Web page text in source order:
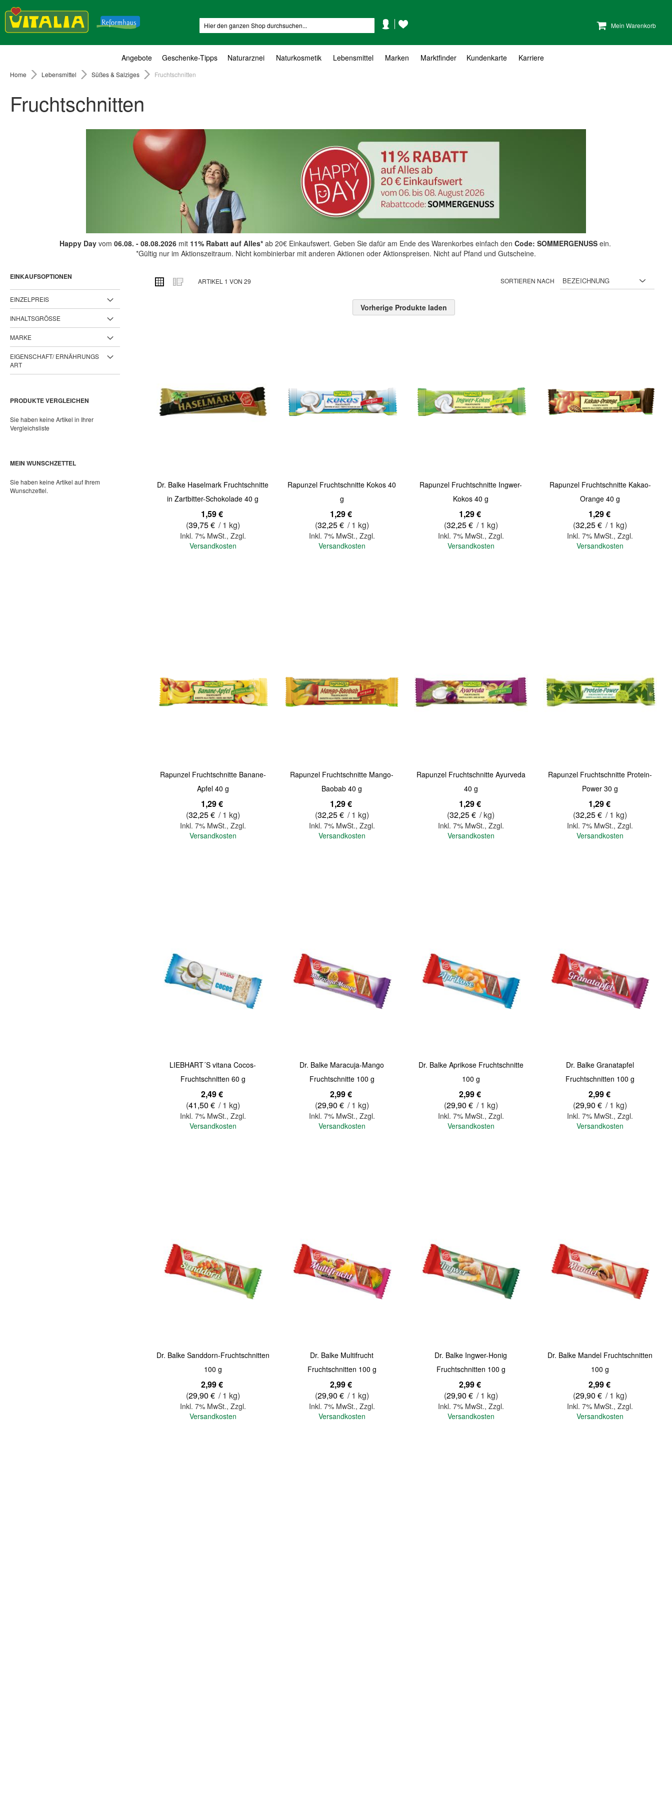
Mein Warenkorb
KontoWunschzettel
Angebote Geschenke-Tipps Naturarznei Naturkosmetik Lebensmittel Marken Marktfinder Kundenkarte Karriere
Home Lebensmittel Süßes & Salziges Fruchtschnitten
Fruchtschnitten
Happy Dayvom 06.08. - 08.08.2026mit 11% Rabatt auf Alles*ab 20€ Einkaufswert. Geben Sie dafür am Ende des Warenkorbes einfach den Code: SOMMERGENUSSein.
*Gültig nur im Aktionszeitraum. Nicht kombinierbar mit anderen Aktionen oder Aktionspreisen. Nicht auf Pfand und Gutscheine.
ANSICHT
ALS
Raster ListeARTIKEL 1 VON 29 SORTIEREN NACH
Vorherige Produkte laden
Dr. Balke Haselmark Fruchtschnitte
in Zartbitter-Schokolade 40 g
1,59 €
(39,75 € / 1 kg)
Inkl. 7% MwSt., Zzgl.
Versandkosten
Quickview
Rapunzel Fruchtschnitte Kokos 40
g
1,29 €
(32,25 € / 1 kg)
Inkl. 7% MwSt., Zzgl.
Versandkosten
Quickview
Rapunzel Fruchtschnitte Ingwer-
Kokos 40 g
1,29 €
(32,25 € / 1 kg)
Inkl. 7% MwSt., Zzgl.
Versandkosten
Quickview
Rapunzel Fruchtschnitte Kakao-
Orange 40 g
1,29 €
(32,25 € / 1 kg)
Inkl. 7% MwSt.,Zzgl.
Versandkosten
Quickview
Rapunzel Fruchtschnitte Banane-
Apfel 40 g
1,29 €
(32,25 € / 1 kg)
Inkl. 7% MwSt., Zzgl.
Versandkosten
Rapunzel Fruchtschnitte Mango-
Baobab 40 g
1,29 €
(32,25 € / 1 kg)
Inkl. 7% MwSt., Zzgl.
Versandkosten
Rapunzel Fruchtschnitte Ayurveda
40 g
1,29 €
(32,25 € / kg)
Inkl. 7% MwSt., Zzgl.
Versandkosten
Rapunzel Fruchtschnitte Protein-
Power 30 g
1,29 €
(32,25 € / 1 kg)
Inkl. 7% MwSt.,Zzgl.
Versandkosten
LIEBHART´S vitana Cocos-
Fruchtschnitten 60 g
2,49 €
(41,50 € / 1 kg)
Inkl. 7% MwSt., Zzgl.
Versandkosten
Dr. Balke Maracuja-Mango
Fruchtschnitte 100 g
2,99 €
(29,90 € / 1 kg)
Inkl. 7% MwSt., Zzgl.
Versandkosten
Dr. Balke Aprikose Fruchtschnitte
100 g
2,99 €
(29,90 € / 1 kg)
Inkl. 7% MwSt., Zzgl.
Versandkosten
Dr. Balke Granatapfel
Fruchtschnitten 100 g
2,99 €
(29,90 € / 1 kg)
Inkl. 7% MwSt.,Zzgl.
Versandkosten
Dr. Balke Sanddorn-Fruchtschnitten
100 g
2,99 €
(29,90 € / 1 kg)
Inkl. 7% MwSt., Zzgl.
Versandkosten
Dr. Balke Multifrucht
Fruchtschnitten 100 g
2,99 €
(29,90 € / 1 kg)
Inkl. 7% MwSt., Zzgl.
Versandkosten
Dr. Balke Ingwer-Honig
Fruchtschnitten 100 g
2,99 €
(29,90 € / 1 kg)
Inkl. 7% MwSt., Zzgl.
Versandkosten
Dr. Balke Mandel Fruchtschnitten
100 g
2,99 €
(29,90 € / 1 kg)
Inkl. 7% MwSt.,Zzgl.
Versandkosten
EINKAUFSOPTIONEN
EINZELPREIS
INHALTSGRÖSSE
MARKE
EIGENSCHAFT/ ERNÄHRUNGS
ART
PRODUKTE VERGLEICHEN
Sie haben keine Artikel in Ihrer
Vergleichsliste
MEIN WUNSCHZETTEL
Sie haben keine Artikel auf Ihrem
Wunschzettel.